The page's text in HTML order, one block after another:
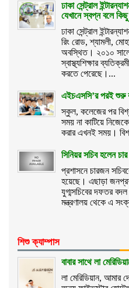
ঢাকা সেন্ট্রাল
যেখানে স্বপ্ন বলে
ঢাকা সেন্ট্রাল
রিং রোড, শ্যামলী,
অবস্থিত। ২০১০ সালে
স্বাস্থ্যশিক্ষার
করতে পেরেছে।...
এইচএসসি’র পরই শুরু
স্কুল, কলেজের পর
সময় না কাটিয়ে
করার এখনই সময়।
সিনিয়র সচিব হলেন চার
প্রশাসনে চারজন
হয়েছে। এছাড়া
যুগ্মসচিবের দফতর
মন্ত্রণালয় থেকে এ
শিশু ক্যাম্পাস
বাবার সাথে লা
লা মেরিডিয়ান, আমার